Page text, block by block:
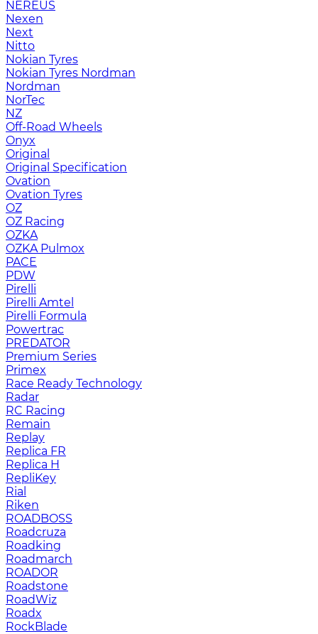
NEREUS
Nexen
Next
Nitto
Nokian Tyres
Nokian Tyres Nordman
Nordman
NorTec
NZ
Off-Road Wheels
Onyx
Original
Original Specification
Ovation
Ovation Tyres
OZ
OZ Racing
OZKA
OZKA Pulmox
PACE
PDW
Pirelli
Pirelli Amtel
Pirelli Formula
Powertrac
PREDATOR
Premium Series
Primex
Race Ready Technology
Radar
RC Racing
Remain
Replay
Replica FR
Replica H
RepliKey
Rial
Riken
ROADBOSS
Roadcruza
Roadking
Roadmarch
ROADOR
Roadstone
RoadWiz
Roadx
RockBlade